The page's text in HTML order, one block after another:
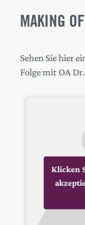
MAKING OF
Sehen Sie hier
Folge mit OA
Klicken